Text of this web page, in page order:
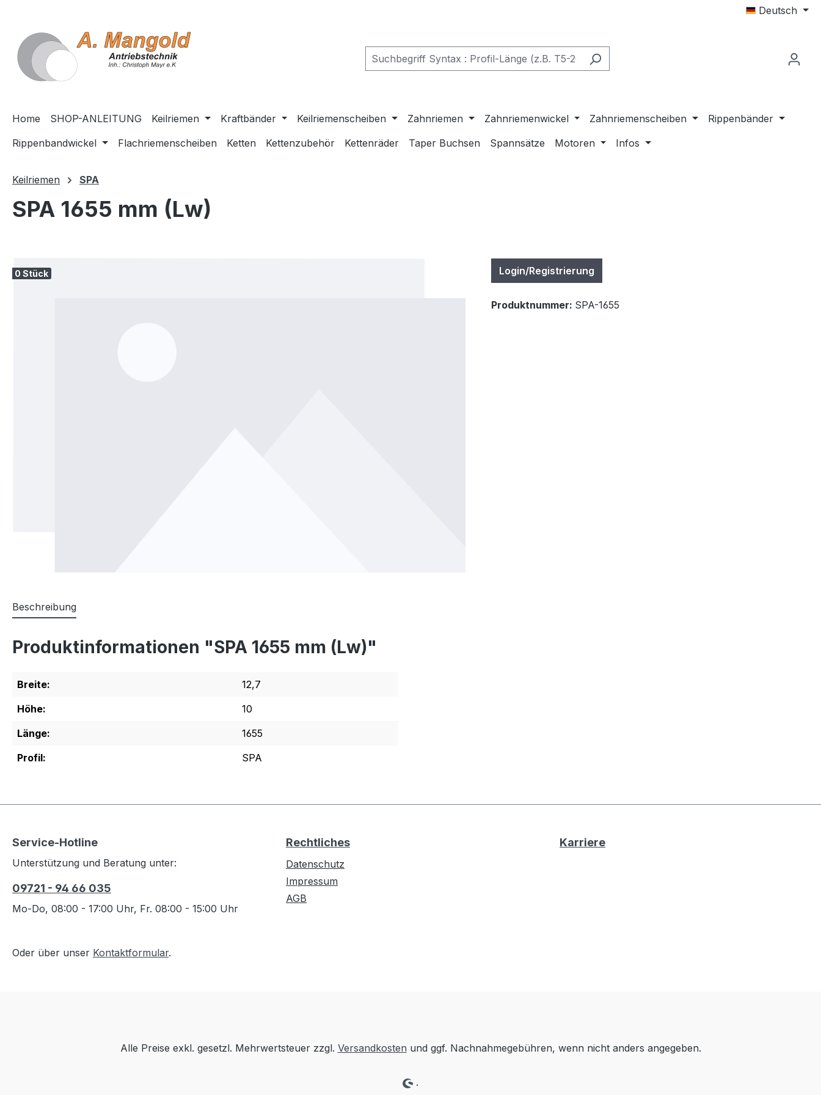
Deutsch
Home SHOP-ANLEITUNG Keilriemen Kraftbänder Keilriemenscheiben Zahnriemen Zahnriemenwickel Zahnriemenscheiben
Rippenbänder
Rippenbandwickel
Flachriemenscheiben Ketten Kettenzubehör Kettenräder Taper Buchsen Spannsätze Motoren Infos
Keilriemen SPA
SPA 1655 mm (Lw)
0 Stück Login/Registrierung
Produktnummer: SPA-1655
Beschreibung
Produktinformationen "SPA 1655 mm (Lw)"
Breite:
12,7
Höhe:
10
Länge:
1655
Profil:
SPA
Service-Hotline
Unterstützung und Beratung unter:
09721 - 94 66 035
Mo-Do, 08:00 - 17:00 Uhr, Fr. 08:00 - 15:00 Uhr
Oder über unser Kontaktformular.
Rechtliches
Datenschutz
Impressum
AGB
Karriere
Alle Preise exkl. gesetzl. Mehrwertsteuer zzgl. Versandkosten und ggf. Nachnahmegebühren, wenn nicht anders angegeben.
.